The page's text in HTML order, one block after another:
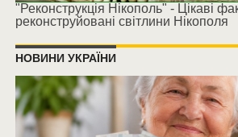
"Реконструкція Нікополь" - Цікаві
реконструйовані світлини Нікополя
НОВИНИ УКРАЇНИ